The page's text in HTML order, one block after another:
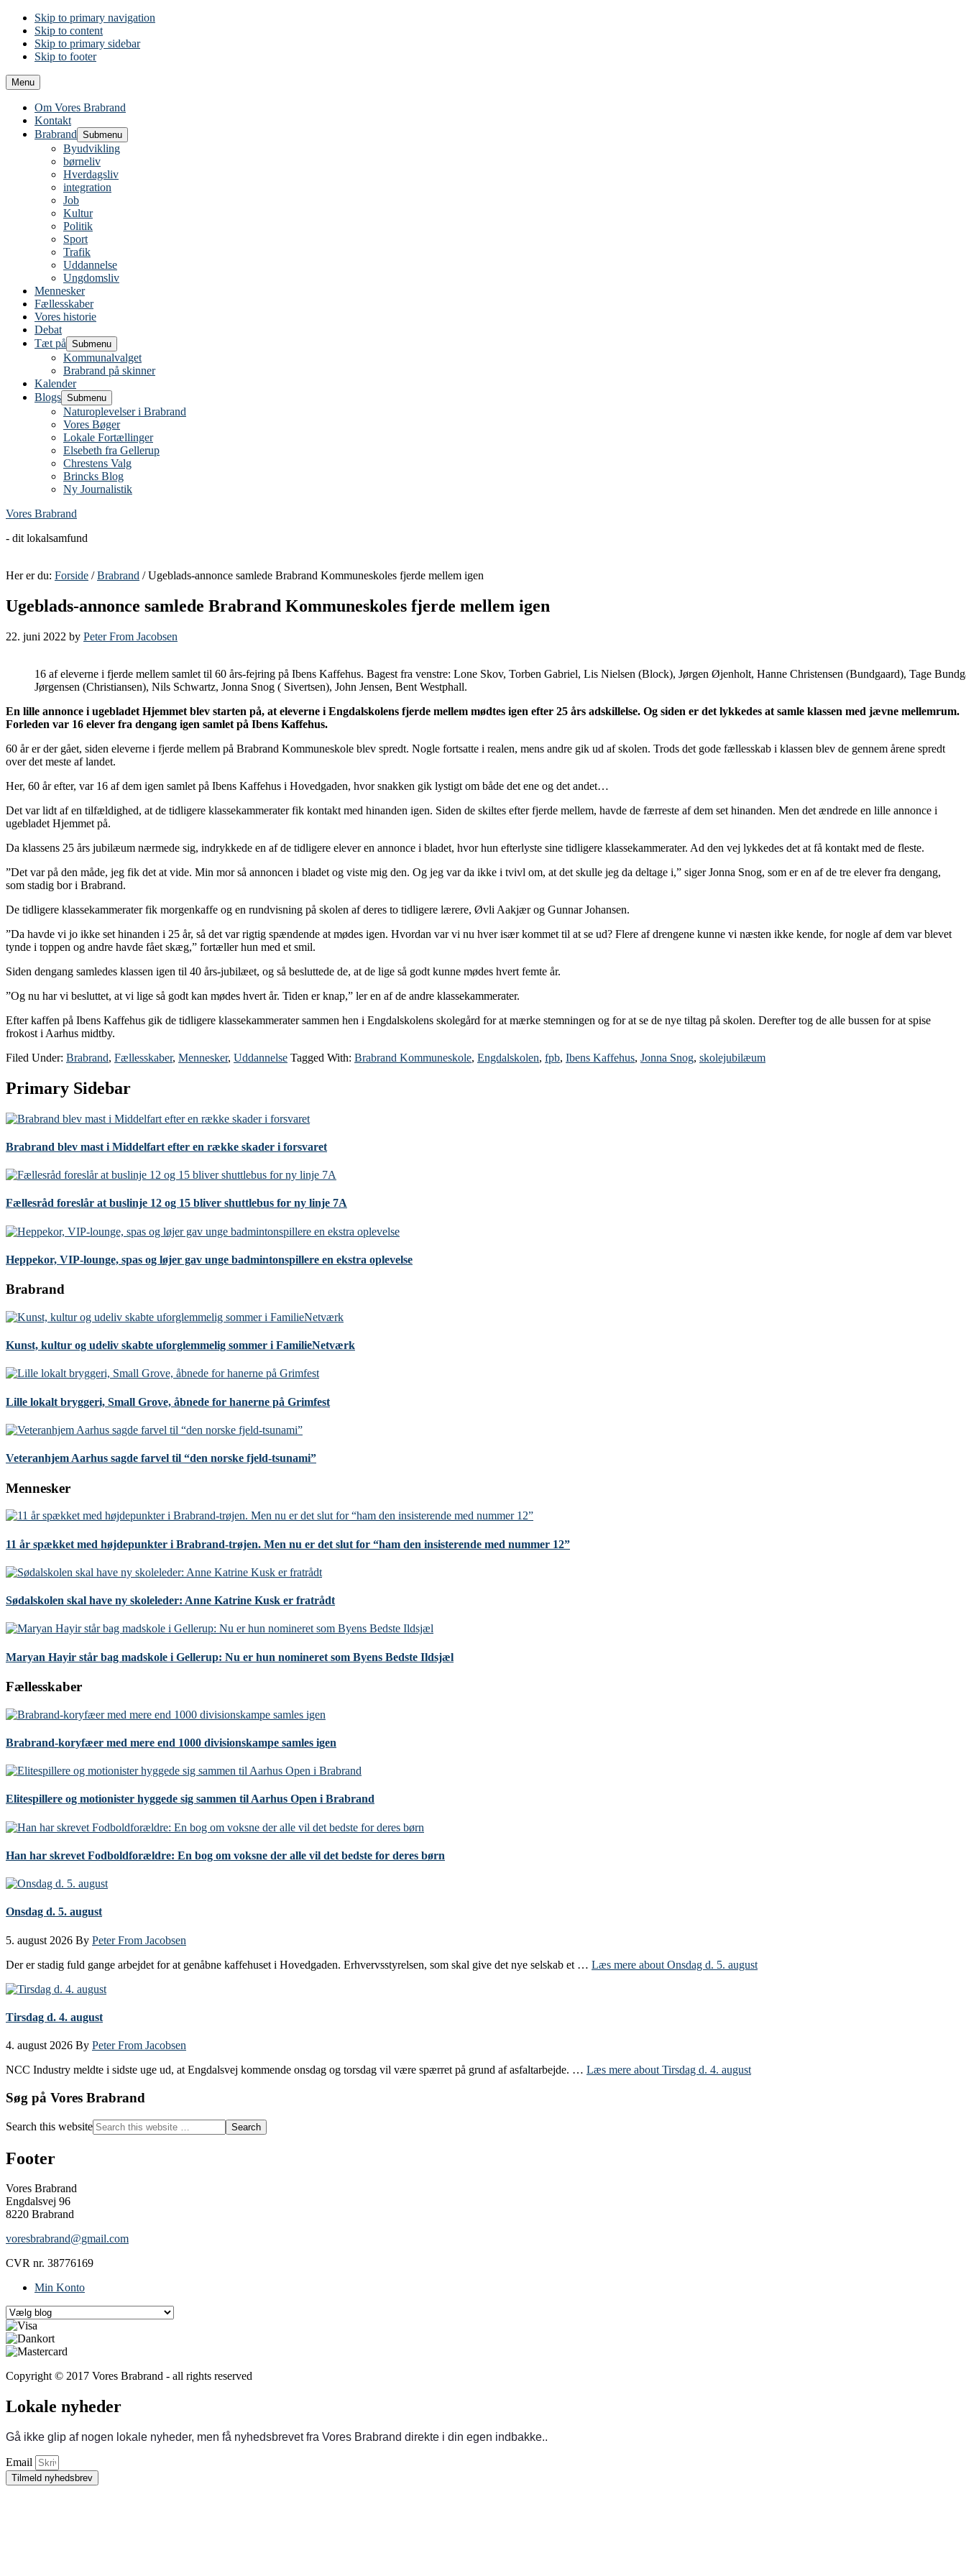
Skip to primary navigation
Skip to content
Skip to primary sidebar
Skip to footer
Menu
Om Vores Brabrand
Kontakt
Brabrand Submenu
Byudvikling
børneliv
Hverdagsliv
integration
Job
Kultur
Politik
Sport
Trafik
Uddannelse
Ungdomsliv
Mennesker
Fællesskaber
Vores historie
Debat
Tæt på Submenu
Kommunalvalget
Brabrand på skinner
Kalender
Blogs Submenu
Naturoplevelser i Brabrand
Vores Bøger
Lokale Fortællinger
Elsebeth fra Gellerup
Chrestens Valg
Brincks Blog
Ny Journalistik
Vores Brabrand
- dit lokalsamfund
Her er du: Forside /Brabrand / Ugeblads-annonce samlede Brabrand Kommuneskoles fjerde mellem igen
Ugeblads-annonce samlede Brabrand Kommuneskoles fjerde mellem igen
22. juni 2022 by Peter From Jacobsen
16 af eleverne i fjerde mellem samlet til 60 års-fejring på Ibens Kaffehus. Bagest fra venstre: Lone Skov, Torben Gabriel, Lis Nielsen (Block), Jørgen Øjenholt, Hanne Christensen (Bundgaard), Tage
Jørgensen (Christiansen), Nils Schwartz, Jonna Snog ( Sivertsen), John Jensen, Bent Westphall.
En lille annonce i ugebladet Hjemmet blev starten på, at eleverne i Engdalskolens fjerde mellem mødtes igen efter 25 års adskillelse. Og siden er det lykkedes at samle klassen med jævne mellemrum.
Forleden var 16 elever fra dengang igen samlet på Ibens Kaffehus.
60 år er der gået, siden eleverne i fjerde mellem på Brabrand Kommuneskole blev spredt. Nogle fortsatte i realen, mens andre gik ud af skolen. Trods det gode fællesskab i klassen blev de gennem årene spredt
over det meste af landet.
Her, 60 år efter, var 16 af dem igen samlet på Ibens Kaffehus i Hovedgaden, hvor snakken gik lystigt om både det ene og det andet…
Det var lidt af en tilfældighed, at de tidligere klassekammerater fik kontakt med hinanden igen. Siden de skiltes efter fjerde mellem, havde de færreste af dem set hinanden. Men det ændrede en lille annonce i
ugebladet Hjemmet på.
Da klassens 25 års jubilæum nærmede sig, indrykkede en af de tidligere elever en annonce i bladet, hvor hun efterlyste sine tidligere klassekammerater. Ad den vej lykkedes det at få kontakt med de fleste.
”Det var på den måde, jeg fik det at vide. Min mor så annoncen i bladet og viste mig den. Og jeg var da ikke i tvivl om, at det skulle jeg da deltage i,” siger Jonna Snog, som er en af de tre elever fra dengang,
som stadig bor i Brabrand.
De tidligere klassekammerater fik morgenkaffe og en rundvisning på skolen af deres to tidligere lærere, Øvli Aakjær og Gunnar Johansen.
”Da havde vi jo ikke set hinanden i 25 år, så det var rigtig spændende at mødes igen. Hvordan var vi nu hver især kommet til at se ud? Flere af drengene kunne vi næsten ikke kende, for nogle af dem var blevet
tynde i toppen og andre havde fået skæg,” fortæller hun med et smil.
Siden dengang samledes klassen igen til 40 års-jubilæet, og så besluttede de, at de lige så godt kunne mødes hvert femte år.
”Og nu har vi besluttet, at vi lige så godt kan mødes hvert år. Tiden er knap,” ler en af de andre klassekammerater.
Efter kaffen på Ibens Kaffehus gik de tidligere klassekammerater sammen hen i Engdalskolens skolegård for at mærke stemningen og for at se de nye tiltag på skolen. Derefter tog de alle bussen for at spise
frokost i Aarhus midtby.
Filed Under: Brabrand, Fællesskaber, Mennesker, Uddannelse Tagged With: Brabrand Kommuneskole, Engdalskolen, fpb, Ibens Kaffehus, Jonna Snog, skolejubilæum
Primary Sidebar
Brabrand blev mast i Middelfart efter en række skader i forsvaret
Fællesråd foreslår at buslinje 12 og 15 bliver shuttlebus for ny linje 7A
Heppekor, VIP-lounge, spas og løjer gav unge badmintonspillere en ekstra oplevelse
Brabrand
Kunst, kultur og udeliv skabte uforglemmelig sommer i FamilieNetværk
Lille lokalt bryggeri, Small Grove, åbnede for hanerne på Grimfest
Veteranhjem Aarhus sagde farvel til “den norske fjeld-tsunami”
Mennesker
11 år spækket med højdepunkter i Brabrand-trøjen. Men nu er det slut for “ham den insisterende med nummer 12”
Sødalskolen skal have ny skoleleder: Anne Katrine Kusk er fratrådt
Maryan Hayir står bag madskole i Gellerup: Nu er hun nomineret som Byens Bedste Ildsjæl
Fællesskaber
Brabrand-koryfæer med mere end 1000 divisionskampe samles igen
Elitespillere og motionister hyggede sig sammen til Aarhus Open i Brabrand
Han har skrevet Fodboldforældre: En bog om voksne der alle vil det bedste for deres børn
Onsdag d. 5. august
5. august 2026 By Peter From Jacobsen
Der er stadig fuld gange arbejdet for at genåbne kaffehuset i Hovedgaden. Erhvervsstyrelsen, som skal give det nye selskab et … Læs mere about Onsdag d. 5. august
Tirsdag d. 4. august
4. august 2026 By Peter From Jacobsen
NCC Industry meldte i sidste uge ud, at Engdalsvej kommende onsdag og torsdag vil være spærret på grund af asfaltarbejde. … Læs mere about Tirsdag d. 4. august
Søg på Vores Brabrand
Search this website
Footer
Vores Brabrand
Engdalsvej 96
8220 Brabrand
voresbrabrand@gmail.com
CVR nr. 38776169
Min Konto
Copyright © 2017 Vores Brabrand - all rights reserved
Lokale nyheder
Gå ikke glip af nogen lokale nyheder, men få nyhedsbrevet fra Vores Brabrand direkte i din egen indbakke..
Email
Tilmeld nyhedsbrev